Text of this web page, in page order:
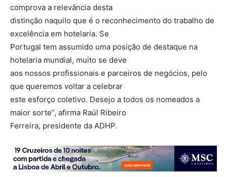
comprova a relevância desta
distinção naquilo que é o reconhecimento do trabalho de
excelência em hotelaria. Se
Portugal tem assumido uma posição de destaque na
hotelaria mundial, muito se deve
aos nossos profissionais e parceiros de negócios, pelo
que queremos voltar a celebrar
este esforço coletivo. Desejo a todos os nomeados a
maior sorte”, afirma Raúl Ribeiro
Ferreira, presidente da ADHP.